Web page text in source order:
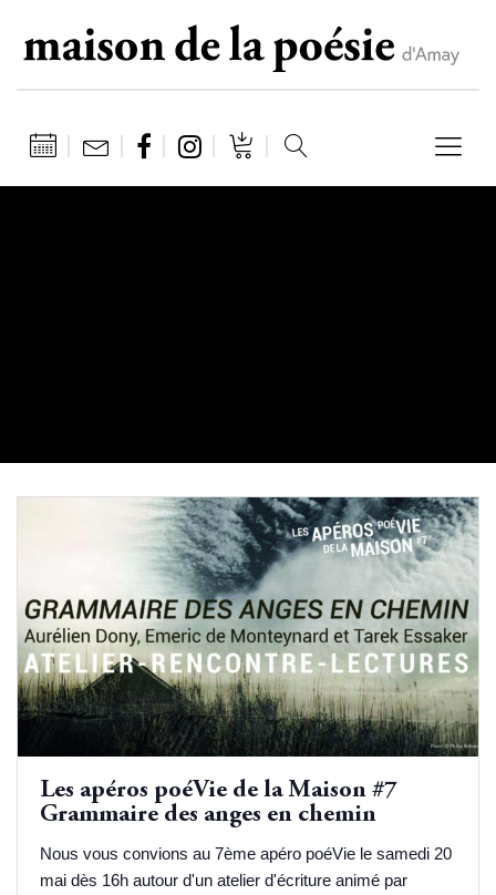
Les apéros poéVie de la Maison #7
Grammaire des anges en chemin
Nous vous convions au 7ème apéro poéVie le samedi 20
mai dès 16h autour d'un atelier d'écriture animé par